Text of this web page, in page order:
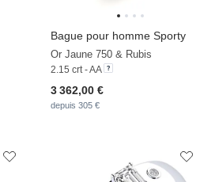
Bague pour homme Sporty
Or Jaune 750 & Rubis
2.15 crt - AA
3 362,00 €
depuis 305 €